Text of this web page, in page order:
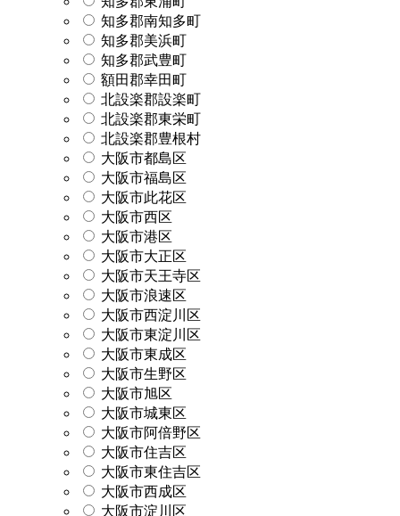
知多郡南知多町
知多郡美浜町
知多郡武豊町
額田郡幸田町
北設楽郡設楽町
北設楽郡東栄町
北設楽郡豊根村
大阪市都島区
大阪市福島区
大阪市此花区
大阪市西区
大阪市港区
大阪市大正区
大阪市天王寺区
大阪市浪速区
大阪市西淀川区
大阪市東淀川区
大阪市東成区
大阪市生野区
大阪市旭区
大阪市城東区
大阪市阿倍野区
大阪市住吉区
大阪市東住吉区
大阪市西成区
大阪市淀川区